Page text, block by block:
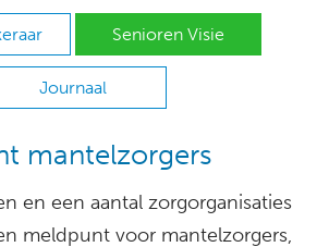
Senioren Visie
Journaal
mantelzorgers
en een aantal zorgorganisaties
meldpunt voor mantelzorgers,